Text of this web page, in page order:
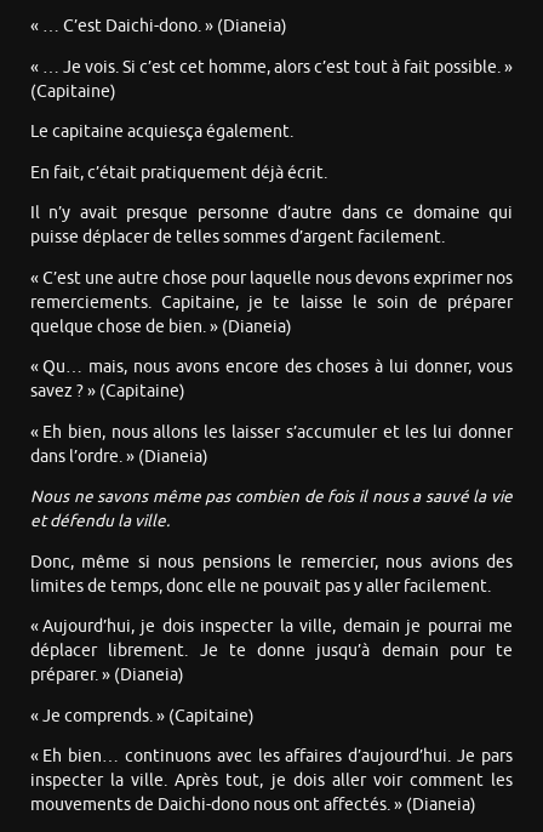
« … C’est Daichi-dono. » (Dianeia)
« … Je vois. Si c’est cet homme, alors c’est tout à fait possible. »
(Capitaine)
Le capitaine acquiesça également.
En fait, c’était pratiquement déjà écrit.
Il n’y avait presque personne d’autre dans ce domaine qui
puisse déplacer de telles sommes d’argent facilement.
« C’est une autre chose pour laquelle nous devons exprimer nos
remerciements. Capitaine, je te laisse le soin de préparer
quelque chose de bien. » (Dianeia)
« Qu… mais, nous avons encore des choses à lui donner, vous
savez ? » (Capitaine)
« Eh bien, nous allons les laisser s’accumuler et les lui donner
dans l’ordre. » (Dianeia)
Nous ne savons même pas combien de fois il nous a sauvé la vie
et défendu la ville.
Donc, même si nous pensions le remercier, nous avions des
limites de temps, donc elle ne pouvait pas y aller facilement.
« Aujourd’hui, je dois inspecter la ville, demain je pourrai me
déplacer librement. Je te donne jusqu’à demain pour te
préparer. » (Dianeia)
« Je comprends. » (Capitaine)
« Eh bien… continuons avec les affaires d’aujourd’hui. Je pars
inspecter la ville. Après tout, je dois aller voir comment les
mouvements de Daichi-dono nous ont affectés. » (Dianeia)